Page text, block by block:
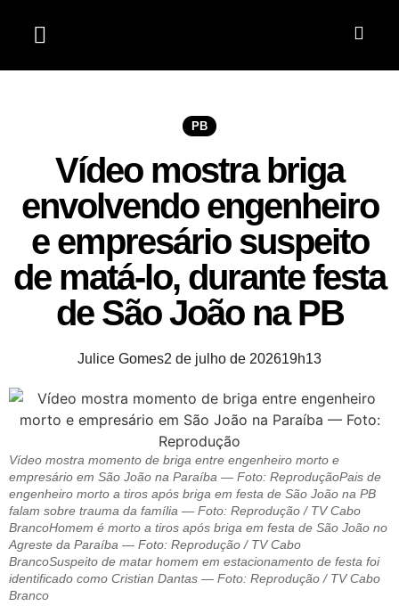
PB
Vídeo mostra briga
envolvendo engenheiro
e empresário suspeito
de matá-lo, durante festa
de São João na PB
Julice Gomes2 de julho de 202619h13
Vídeo mostra momento de briga entre engenheiro morto e
empresário em São João na Paraíba — Foto: ReproduçãoPais de
engenheiro morto a tiros após briga em festa de São João na PB
falam sobre trauma da família — Foto: Reprodução / TV Cabo
BrancoHomem é morto a tiros após briga em festa de São João no
Agreste da Paraíba — Foto: Reprodução / TV Cabo
BrancoSuspeito de matar homem em estacionamento de festa foi
identificado como Cristian Dantas — Foto: Reprodução / TV Cabo
Branco